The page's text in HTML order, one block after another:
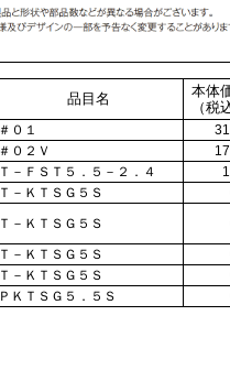
品目名
本体
（税
＃０１
＃０２Ｖ
Ｔ－ＦＳＴ５．５－２．４
Ｔ－ＫＴＳＧ５Ｓ
Ｔ－ＫＴＳＧ５Ｓ
Ｔ－ＫＴＳＧ５Ｓ
Ｔ－ＫＴＳＧ５Ｓ
ＰＫＴＳＧ５．５Ｓ